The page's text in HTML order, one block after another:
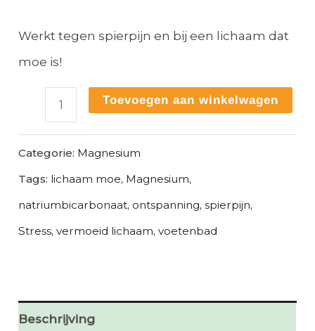
Werkt tegen spierpijn en bij een lichaam dat
moe is!
Magnesium
pakket
2
aantal
Toevoegen aan winkelwagen
Categorie: Magnesium
Tags: lichaam moe, Magnesium,
natriumbicarbonaat, ontspanning,spierpijn,
Stress,vermoeid lichaam,voetenbad
Beschrijving